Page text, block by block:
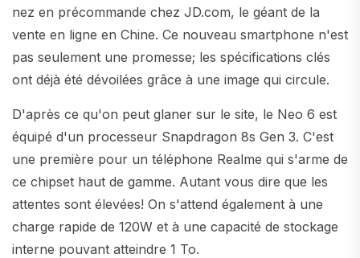
nez en précommande chez JD.com, le géant de la
vente en ligne en Chine. Ce nouveau smartphone n'est
pas seulement une promesse; les spécifications clés
ont déjà été dévoilées grâce à une image qui circule.
D'après ce qu'on peut glaner sur le site, le Neo 6 est
équipé d'un processeur Snapdragon 8s Gen 3. C'est
une première pour un téléphone Realme qui s'arme de
ce chipset haut de gamme. Autant vous dire que les
attentes sont élevées! On s'attend également à une
charge rapide de 120W et à une capacité de stockage
interne pouvant atteindre 1 To.